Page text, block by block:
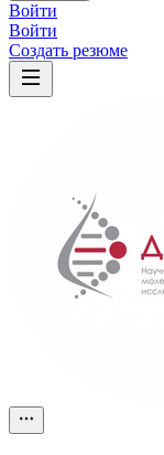
Войти
Войти
Создать резюме